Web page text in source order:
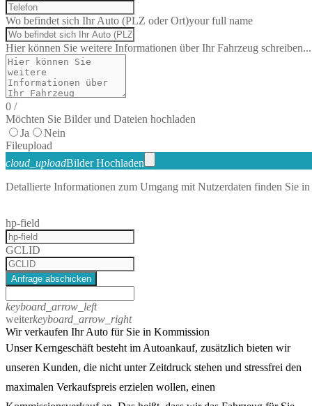
Wo befindet sich Ihr Auto (PLZ oder Ort)your full name
Hier können Sie weitere Informationen über Ihr Fahrzeug schreiben...
0 /
Möchten Sie Bilder und Dateien hochladen
Ja
Nein
Fileupload
cloud_uploadBilder Hochladen
Detallierte Informationen zum Umgang mit Nutzerdaten finden Sie
hp-field
GCLID
Anfrage abschicken
keyboard_arrow_left
weiterkeyboard_arrow_right
Wir verkaufen Ihr Auto für Sie in Kommission
Unser Kerngeschäft besteht im Autoankauf, zusätzlich bieten wir
unseren Kunden, die nicht unter Zeitdruck stehen und stressfrei den
maximalen Verkaufspreis erzielen wollen, einen